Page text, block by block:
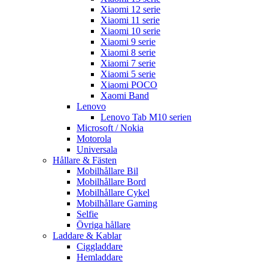
Xiaomi 12 serie
Xiaomi 11 serie
Xiaomi 10 serie
Xiaomi 9 serie
Xiaomi 8 serie
Xiaomi 7 serie
Xiaomi 5 serie
Xiaomi POCO
Xaomi Band
Lenovo
Lenovo Tab M10 serien
Microsoft / Nokia
Motorola
Universala
Hållare & Fästen
Mobilhållare Bil
Mobilhållare Bord
Mobilhållare Cykel
Mobilhållare Gaming
Selfie
Övriga hållare
Laddare & Kablar
Ciggladdare
Hemladdare